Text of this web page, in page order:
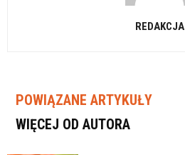
REDAKCJA
POWIĄZANE ARTYKUŁY
WIĘCEJ OD AUTORA